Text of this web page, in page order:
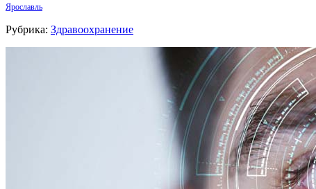
Ярославль
Рубрика: Здравоохранение